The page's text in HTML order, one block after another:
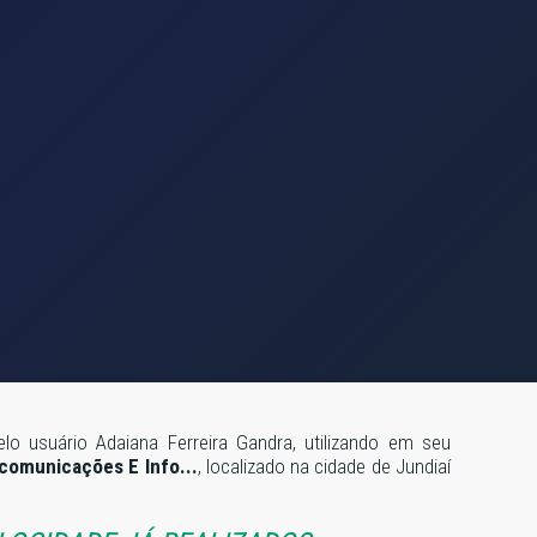
usuário Adaiana Ferreira Gandra, utilizando em seu
E Info..., localizado na cidade de Jundiaí